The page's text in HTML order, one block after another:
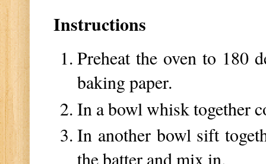
Instructions
Preheat the oven to 180
baking paper.
In a bowl whisk together
In another bowl sift
the batter and mix in.